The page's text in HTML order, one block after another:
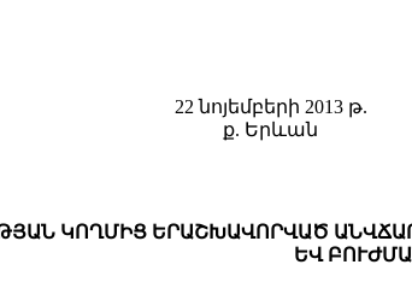
22 նոյեմբերի 2013 թ.
ք. Երևան
ԿՈՂՄԻՑ ԵՐԱՇԽԱՎՈՐՎԱԾ
ԵՎ